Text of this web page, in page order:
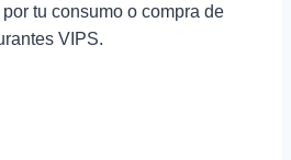
tu consumo o compra de
VIPS.